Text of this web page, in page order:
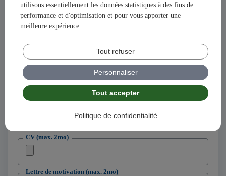
utilisons essentiellement les données statistiques à des fins de
performance et d'optimisation et pour vous apporter une
meilleure expérience.
Tout accepter
Tout refuser
Personnaliser
Politique de confidentialité
Code postal
Ville
Adresse email
CV (max. 2mo)
Lettre de motivation (max. 2mo)